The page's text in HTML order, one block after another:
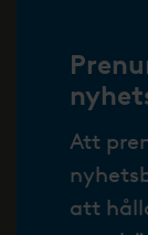
Att
att